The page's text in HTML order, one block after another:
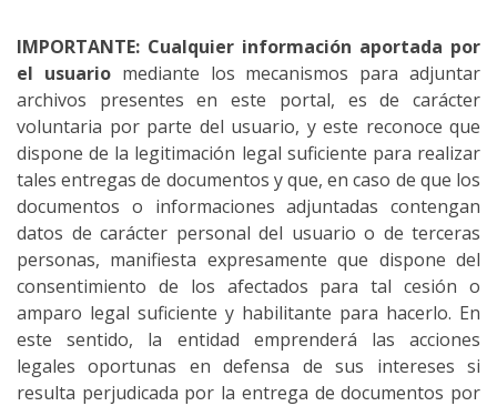
IMPORTANTE: Cualquier información aportada por
el usuariomediante los mecanismos para adjuntar
archivos presentes en este portal, es de carácter
voluntaria por parte del usuario, y este reconoce que
dispone de la legitimación legal suficiente para realizar
tales entregas de documentos y que, en caso de que los
documentos o informaciones adjuntadas contengan
datos de carácter personal del usuario o de terceras
personas, manifiesta expresamente que dispone del
consentimiento de los afectados para tal cesión o
amparo legal suficiente y habilitante para hacerlo. En
este sentido, la entidad emprenderá las acciones
legales oportunas en defensa de sus intereses si
resulta perjudicada por la entrega de documentos por